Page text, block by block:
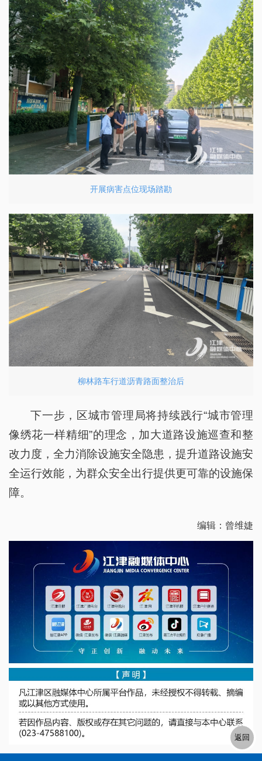
开展病害点位现场踏勘
柳林路车行道沥青路面整治后
下一步，区城市管理局将持续践行“城市管理
像绣花一样精细”的理念，加大道路设施巡查和整
改力度，全力消除设施安全隐患，提升道路设施安
全运行效能，为群众安全出行提供更可靠的设施保
障。
编辑：曾维婕